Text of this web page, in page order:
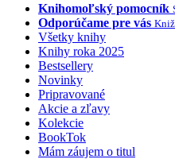
Knihomoľský pomocník
Odporúčame pre vás
Všetky knihy
Knihy roka 2025
Bestsellery
Novinky
Pripravované
Akcie a zľavy
Kolekcie
BookTok
Mám záujem o titul